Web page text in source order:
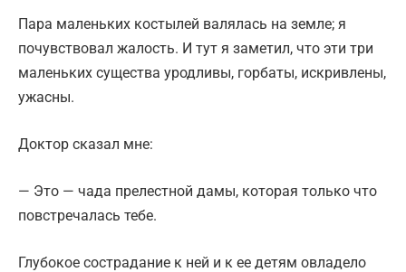
Пара маленьких костылей валялась на земле; я
почувствовал жалость. И тут я заметил, что эти три
маленьких существа уродливы, горбаты, искривлены,
ужасны.
Доктор сказал мне:
— Это — чада прелестной дамы, которая только что
повстречалась тебе.
Глубокое сострадание к ней и к ее детям овладело